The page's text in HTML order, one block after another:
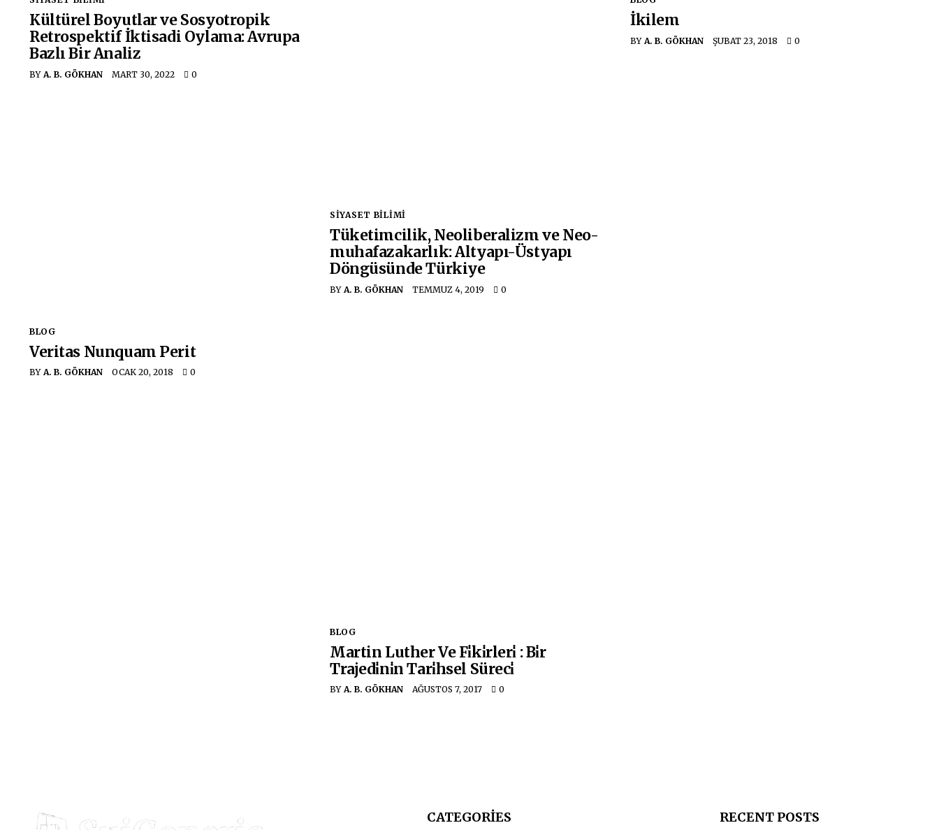
Kültürel Boyutlar ve Sosyotropik
Retrospektif İktisadi Oylama: Avrupa
Bazlı Bir Analiz
BY A. B. GÖKHAN MART 30, 2022 0
SIYASET BILIMI
Tüketimcilik, Neoliberalizm ve Neo-
muhafazakarlık: Altyapı-Üstyapı
Döngüsünde Türkiye
BY A. B. GÖKHAN TEMMUZ 4, 2019 0
İkilem
BY A. B. GÖKHAN ŞUBAT 23, 2018 0
BLOG
Veritas Nunquam Perit
BY A. B. GÖKHAN OCAK 20, 2018 0
BLOG
Martin Luther Ve Fi̇ki̇rleri̇ : Bi̇r
Trajedi̇ni̇n Tari̇hsel Süreci̇
BY A. B. GÖKHAN AĞUSTOS 7, 2017 0
CATEGORIES
RECENT POSTS